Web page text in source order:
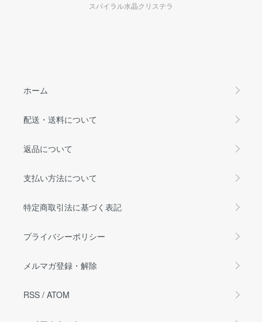
スパイラル水晶クリステラ
ホーム
配送・送料について
返品について
支払い方法について
特定商取引法に基づく表記
プライバシーポリシー
メルマガ登録・解除
RSS / ATOM